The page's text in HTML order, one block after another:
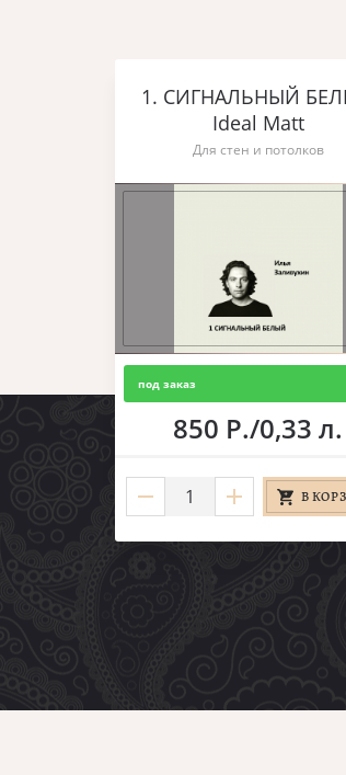
1. СИГНАЛЬНЫЙ
Ideal Matt
Для стен и потолков
под заказ
850 Р./0,33 л.
В